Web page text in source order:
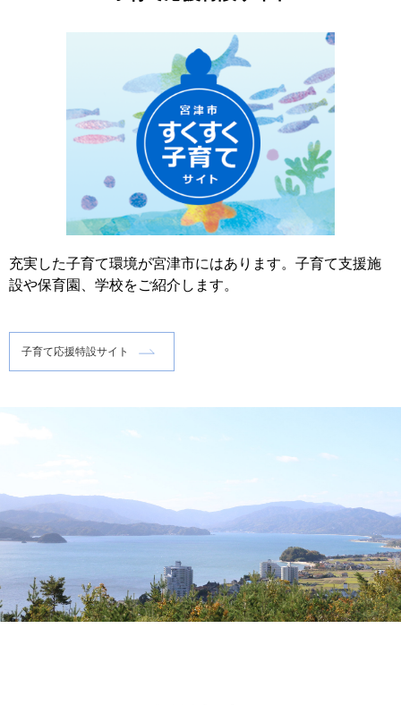
充実した子育て環境が宮津市にはあります。子育て支援施
設や保育園、学校をご紹介します。
子育て応援特設サイト